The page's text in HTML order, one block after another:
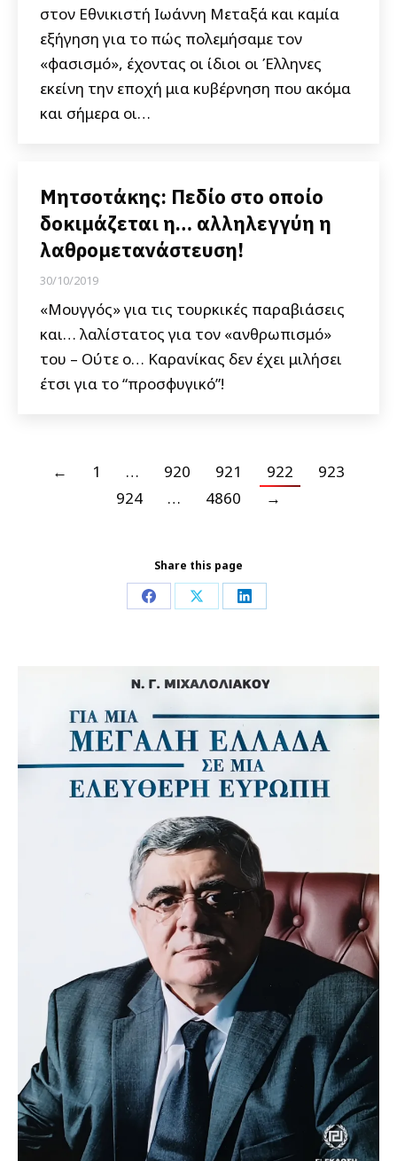
στον Εθνικιστή Ιωάννη Μεταξά και καμία
εξήγηση για το πώς πολεμήσαμε τον
«φασισμό», έχοντας οι ίδιοι οι Έλληνες
εκείνη την εποχή μια κυβέρνηση που ακόμα
και σήμερα οι…
Μητσοτάκης: Πεδίο στο οποίο
δοκιμάζεται η… αλληλεγγύη η
λαθρομετανάστευση!
30/10/2019
«Μουγγός» για τις τουρκικές παραβιάσεις
και… λαλίστατος για τον «ανθρωπισμό»
του – Ούτε ο… Καρανίκας δεν έχει μιλήσει
έτσι για το “προσφυγικό”!
← 1 … 920 921 922
923
924
… 4860 →
Share this page
Share Share Share